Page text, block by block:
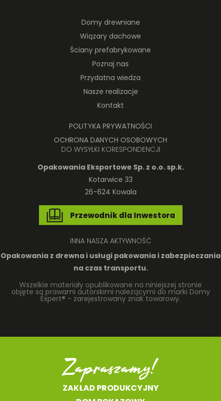
Domy drewniane
Wiązary dachowe
Ściany prefabrykowane
Poznaj nas
Przydatna wiedza
Nasze realizacje
Kontakt
POLITYKA PRYWATNOŚCI
OCHRONA DANYCH OSOBOWYCH
DO WYSYŁKI KORESPONDENCJI
Opakowania Eksportowe Sp. z o.o. sp.k.
Kotarwice 33
26-624 Kowala
Przewodnik dla Inwestora
INNA NASZA AKTYWNOŚĆ
Opakowania z drewna i usługi pakowania i zabezpieczania
na czas transportu.
Wszelkie materiały opublikowane na niniejszej stronie
objęte są prawami autorskimi należącymi do marki Domy
Expert® - zarejestrowany znak towarowy.
Zapraszamy!
ZAKŁAD PRODUKCYJNY